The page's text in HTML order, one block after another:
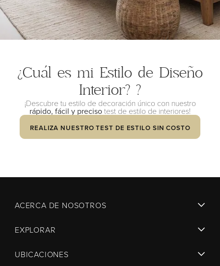
¿Cuál es mi Estilo de Diseño
Interior? ?
¡Descubre tu estilo de decoración único con nuestro
rápido, fácil y precisotest de estilo de interiores!
REALIZA NUESTRO TEST DE ESTILO SIN COSTO
ACERCA DE NOSOTROS
EXPLORAR
UBICACIONES